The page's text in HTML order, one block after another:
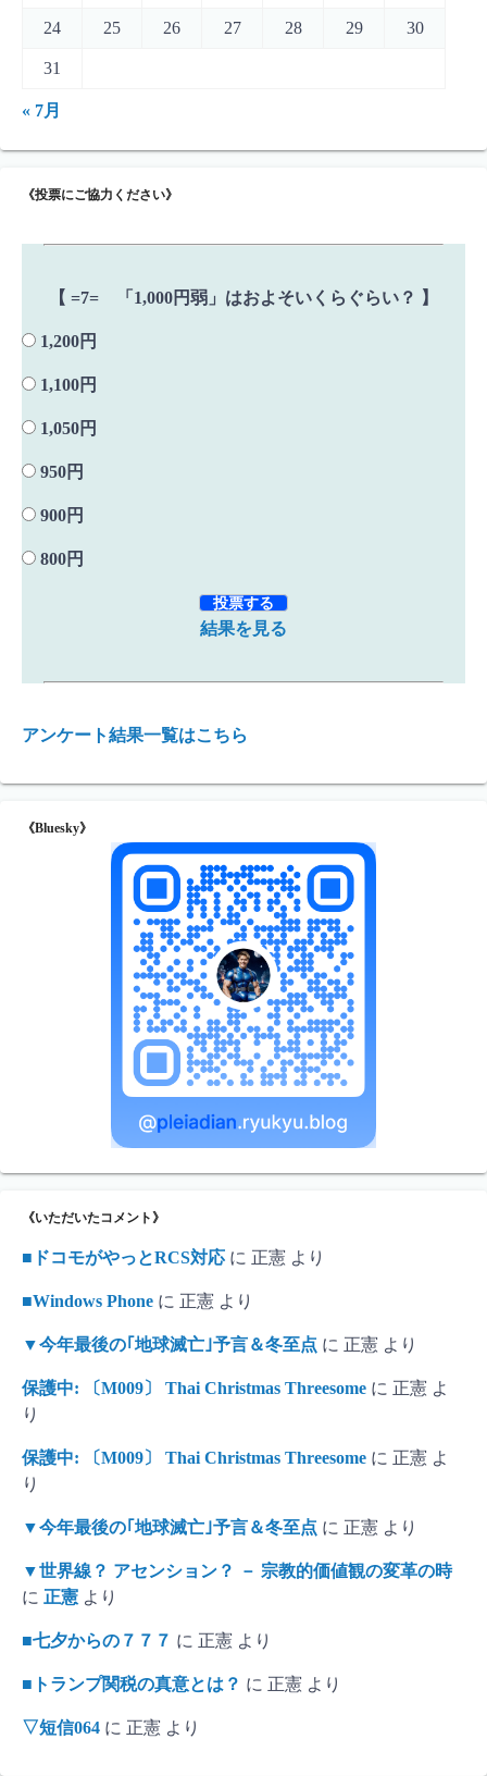
24 25 26 27 28 29 30
31
« 7月
《投票にご協力ください》
【 =7= 「1,000円弱」はおよそいくらぐらい？ 】
1,200円
1,100円
1,050円
950円
900円
800円
結果を見る
アンケート結果一覧はこちら
《Bluesky》
《いただいたコメント》
■ドコモがやっとRCS対応 に 正憲 より
■Windows Phone に 正憲 より
▼今年最後の｢地球滅亡｣予言＆冬至点 に 正憲 より
保護中: 〔M009〕 Thai Christmas Threesome に 正憲 よ
り
保護中: 〔M009〕 Thai Christmas Threesome に 正憲 よ
り
▼今年最後の｢地球滅亡｣予言＆冬至点 に 正憲 より
▼世界線？ アセンション？ － 宗教的価値観の変革の時
に 正憲 より
■七夕からの７７７ に 正憲 より
■トランプ関税の真意とは？ に 正憲 より
▽短信064 に 正憲 より